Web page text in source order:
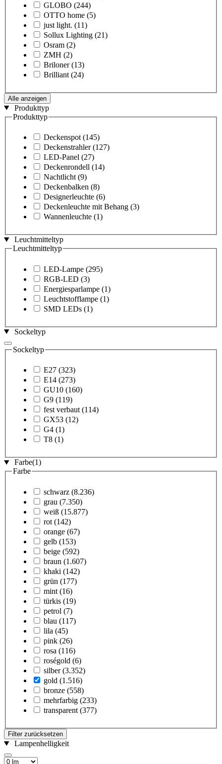
GLOBO (244)
OTTO home (5)
just light. (11)
Sollux Lighting (21)
Osram (2)
ZMH (2)
Briloner (13)
Brilliant (24)
Alle anzeigen
Produkttyp
Produkttyp
Deckenspot (145)
Deckenstrahler (127)
LED-Panel (27)
Deckenrondell (14)
Nachtlicht (9)
Deckenbalken (8)
Designerleuchte (6)
Deckenleuchte mit Behang (3)
Wannenleuchte (1)
Leuchtmitteltyp
Leuchtmitteltyp
LED-Lampe (295)
RGB-LED (3)
Energiesparlampe (1)
Leuchtstofflampe (1)
SMD LEDs (1)
Sockeltyp
Sockeltyp
E27 (323)
E14 (273)
GU10 (160)
G9 (119)
fest verbaut (114)
GX53 (12)
G4 (1)
T8 (1)
Farbe(1)
Farbe
schwarz (8.236)
grau (7.350)
weiß (15.877)
rot (142)
orange (67)
gelb (153)
beige (592)
braun (1.607)
khaki (142)
grün (177)
mint (16)
türkis (19)
petrol (7)
blau (117)
lila (45)
pink (26)
rosa (116)
roségold (6)
silber (3.352)
gold (1.516)
bronze (558)
mehrfarbig (233)
transparent (377)
Filter zurücksetzen
Lampenhelligkeit